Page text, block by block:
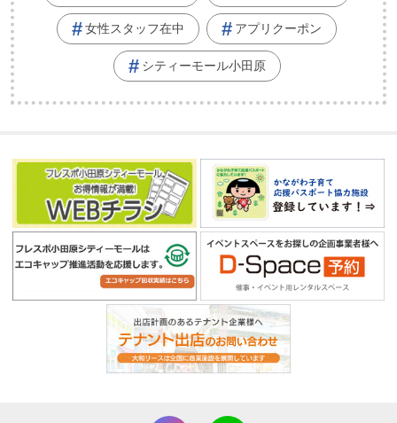
女性スタッフ在中 アプリクーポン
シティーモール小田原